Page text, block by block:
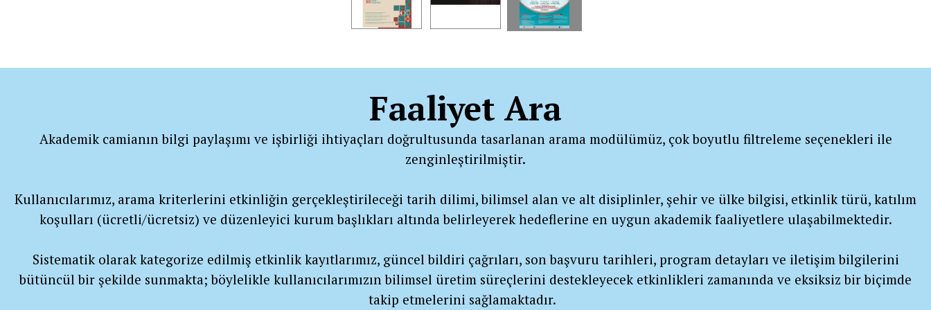
Faaliyet Ara
Akademik camianın bilgi paylaşımı ve işbirliği ihtiyaçları doğrultusunda tasarlanan arama modülümüz, çok boyutlu filtreleme seçenekleri ile
zenginleştirilmiştir.
Kullanıcılarımız, arama kriterlerini etkinliğin gerçekleştirileceği tarih dilimi, bilimsel alan ve alt disiplinler, şehir ve ülke bilgisi, etkinlik türü, katılım
koşulları (ücretli/ücretsiz) ve düzenleyici kurum başlıkları altında belirleyerek hedeflerine en uygun akademik faaliyetlere ulaşabilmektedir.
Sistematik olarak kategorize edilmiş etkinlik kayıtlarımız, güncel bildiri çağrıları, son başvuru tarihleri, program detayları ve iletişim bilgilerini
bütüncül bir şekilde sunmakta; böylelikle kullanıcılarımızın bilimsel üretim süreçlerini destekleyecek etkinlikleri zamanında ve eksiksiz bir biçimde
takip etmelerini sağlamaktadır.